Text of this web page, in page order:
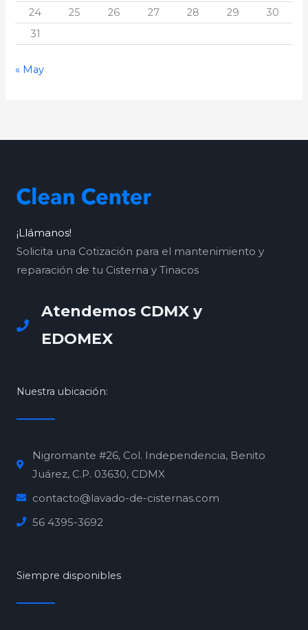
24
25 26 27 28 29
30
31
« May
¡Llámanos!
Solicita una Cotización para el mantenimiento y
reparación de tu Cisterna y Tinacos
Atendemos CDMX y
EDOMEX
Nuestra ubicación:
Nigromante #26, Col. Independencia, Benito
Juárez, C.P. 03630, CDMX
contacto@lavado-de-cisternas.com
56 4395-3692
Siempre disponibles